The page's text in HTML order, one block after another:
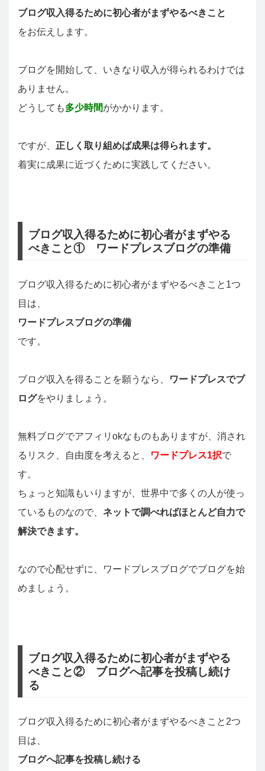
ブログ収入得るために初心者がまずやるべきこと
をお伝えします。
ブログを開始して、いきなり収入が得られるわけでは
ありません。
どうしても多少時間がかかります。
ですが、 正しく取り組めば成果は得られます。
着実に成果に近づくために実践してください。
ブログ収入得るために初心者がまずやる
べきこと① ワードプレスブログの準備
ブログ収入得るために初心者がまずやるべきこと1つ
目は、
ワードプレスブログの準備
です。
ブログ収入を得ることを願うなら、
ワードプレスでブ
ログをやりましょう。
無料ブログでアフィリokなものもありますが、消され
るリスク、自由度を考えると、
ワードプレス1択で
す。
ちょっと知識もいりますが、世界中で多くの人が使っ
ているものなので、 ネットで調べればほとんど自力で
解決できます。
なので心配せずに、ワードプレスブログでブログを始
めましょう。
ブログ収入得るために初心者がまずやる
べきこと② ブログへ記事を投稿し続け
る
ブログ収入得るために初心者がまずやるべきこと2つ
目は、
ブログへ記事を投稿し続ける